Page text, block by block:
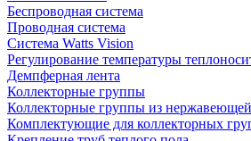
Беспроводная система
Проводная система
Система Watts Vision
Регулирование температуры
Демпферная лента
Коллекторные группы
Коллекторные группы из нержавеющей
Комплектующие для коллекторных